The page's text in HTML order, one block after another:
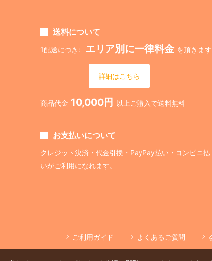
送料について
1配送につき: エリア別に一律料金 を頂きます
詳細はこちら
商品代金 10,000円 以上ご購入で送料無料
お支払いについて
クレジット決済・代金引換・PayPay払い・コンビニ払
いがご利用になれます。
ご利用ガイド よくあるご質問